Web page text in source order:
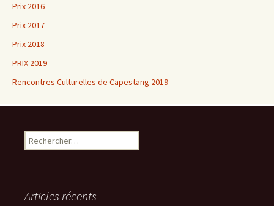
Prix 2016
Prix 2017
Prix 2018
PRIX 2019
Rencontres Culturelles de Capestang 2019
Rechercher :
Articles récents